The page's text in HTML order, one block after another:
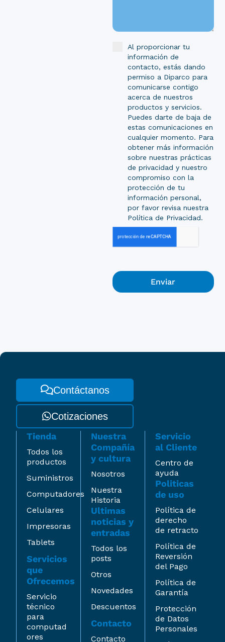
Al proporcionar tu
información de
contacto, estás dando
permiso a Diparco para
comunicarse contigo
acerca de nuestros
productos y servicios.
Puedes darte de baja de
estas comunicaciones en
cualquier momento. Para
obtener más información
sobre nuestras prácticas
de privacidad y nuestro
compromiso con la
protección de tu
información personal,
por favor revisa nuestra
Política de Privacidad.
Enviar
Contáctanos
Cotizaciones
Tienda
Todos los
productos
Suministros
Computadores
Celulares
Impresoras
Tablets
Servicios
que
Ofrecemos
Servicio
técnico
para
computad
ores
Nuestra
Compañía
y cultura
Nosotros
Nuestra
Historia
Ultimas
noticias y
entradas
Todos los
posts
Otros
Novedades
Descuentos
Contacto
Contacto
Servicio
al Cliente
Centro de
ayuda
Politicas
de uso
Política de
derecho
de retracto
Política de
Reversión
del Pago
Política de
Garantía
Protección
de Datos
Personales